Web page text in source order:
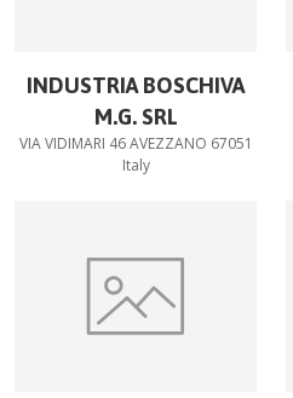
INDUSTRIA BOSCHIVA
M.G. SRL
VIA VIDIMARI 46 AVEZZANO 67051
Italy